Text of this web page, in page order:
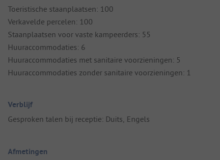
Toeristische staanplaatsen: 100
Verkavelde percelen: 100
Staanplaatsen voor vaste kampeerders: 55
Huuraccommodaties: 6
Huuraccommodaties met sanitaire voorzieningen: 5
Huuraccommodaties zonder sanitaire voorzieningen: 1
Verblijf
Gesproken talen bij receptie: Duits, Engels
Afmetingen